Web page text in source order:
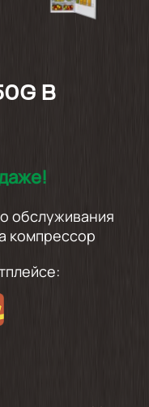
B
обслуживания
компрессор